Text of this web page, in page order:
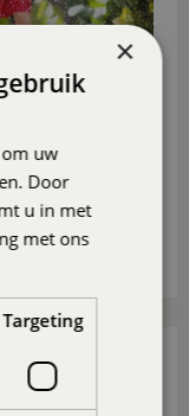
Maak er dan in
een
ook voor de
×
uw
Door
u in met
met ons
Targeting